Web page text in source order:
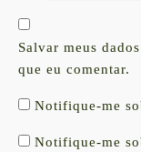
Salvar meus
que eu comentar.
Notifique-me
Notifique-me